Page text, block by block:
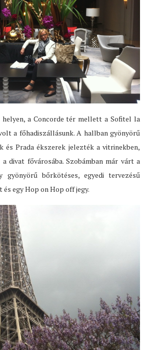
helyen, a Concorde tér mellett a Sofitel la
a főhadiszállásunk. A hallban gyönyörű
és Prada ékszerek jelezték a vitrinekben,
divat fővárosába. Szobámban már várt a
gyönyörű bőrkötéses, egyedi tervezésű
egy Hop on Hop off jegy.